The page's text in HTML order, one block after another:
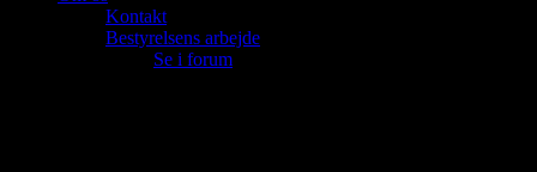
Kontakt
Bestyrelsens arbejde
Se i forum